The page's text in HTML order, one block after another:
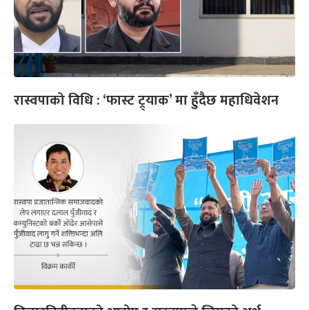
रास्वपाको विधि : ‘फास्ट ट्र्याक’ मा हुँदैछ महाधिवेशन